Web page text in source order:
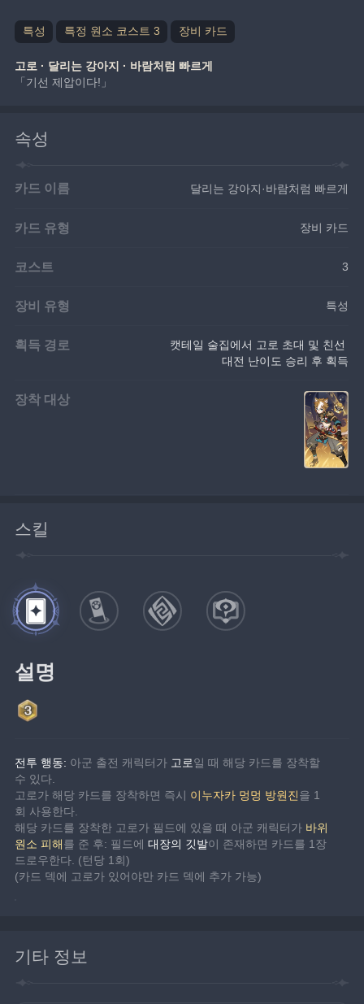
특성 특정 원소 코스트 3 장비 카드
고로 · 달리는 강아지 · 바람처럼 빠르게
「기선 제압이다!」
속성
카드 이름 달리는 강아지·바람처럼 빠르게
카드 유형 장비 카드
코스트 3
장비 유형 특성
획득 경로
캣테일 술집에서 고로 초대 및 친선
대전 난이도 승리 후 획득
장착 대상
스킬
설명
전투 행동: 아군 출전 캐릭터가 고로일 때 해당 카드를 장착할
수 있다.
고로가 해당 카드를 장착하면 즉시 이누자카 멍멍 방원진을 1
회 사용한다.
해당 카드를 장착한 고로가 필드에 있을 때 아군 캐릭터가 바위
원소 피해를 준 후: 필드에 대장의 깃발이 존재하면 카드를 1장
드로우한다. (턴당 1회)
(카드 덱에 고로가 있어야만 카드 덱에 추가 가능)
기타 정보